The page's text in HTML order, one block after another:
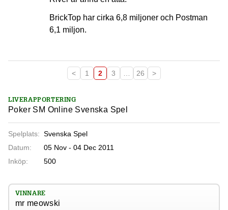
BrickTop har cirka 6,8 miljoner och Postman
6,1 miljon.
< 1 2 3 26 >
LIVERAPPORTERING
Poker SM Online Svenska Spel
Spelplats: Svenska Spel
Datum:
05 Nov - 04 Dec 2011
Inköp:
500
VINNARE
mr meowski